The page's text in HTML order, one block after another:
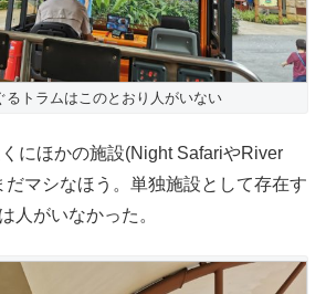
るトラムはこのとおり人がいない
にほかの施設(Night SafariやRiver
だマシなほう。単独施設として存在す
人がいなかった。